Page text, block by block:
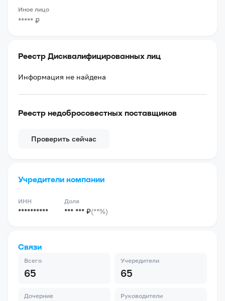
Иное лицо
***** ₽
Реестр Дисквалифицированных лиц
Информация не найдена
Реестр недобросовестных поставщиков
Проверить сейчас
Учредители компании
ИНН
**********
Доля
*** *** ₽(**%)
Связи
Всего
65
Учередители
65
Дочерние Руководители